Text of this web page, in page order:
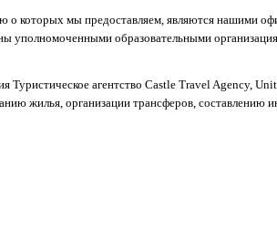
о которых мы предоставляем, являются нашими
уполномоченными образовательными
Туристическое агентство Castle Travel Agency,
жилья, организации трансферов, составлению